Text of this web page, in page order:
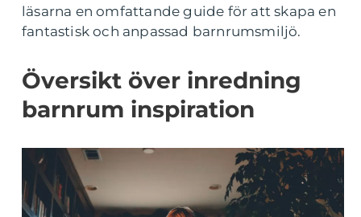
läsarna en omfattande guide för att skapa en
fantastisk och anpassad barnrumsmiljö.
Översikt över inredning
barnrum inspiration